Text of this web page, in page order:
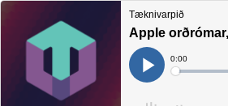
Tæknivarpið
Apple
Play
Current
Time
0:00
Loaded: